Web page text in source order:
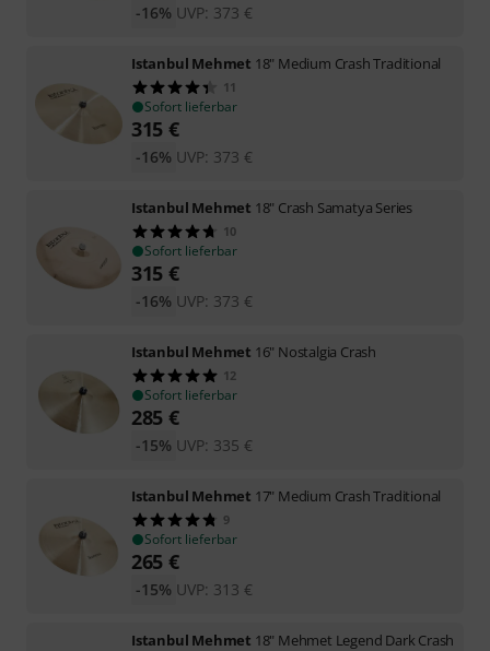
UVP: 373 €
-16%
Istanbul Mehmet 18" Medium Crash Traditional
11
Sofort lieferbar
315 €
UVP: 373 €
-16%
Istanbul Mehmet 18" Crash Samatya Series
10
Sofort lieferbar
315 €
UVP: 373 €
-16%
Istanbul Mehmet 16" Nostalgia Crash
12
Sofort lieferbar
285 €
UVP: 335 €
-15%
Istanbul Mehmet 17" Medium Crash Traditional
9
Sofort lieferbar
265 €
UVP: 313 €
-15%
Istanbul Mehmet 18" Mehmet Legend Dark Crash